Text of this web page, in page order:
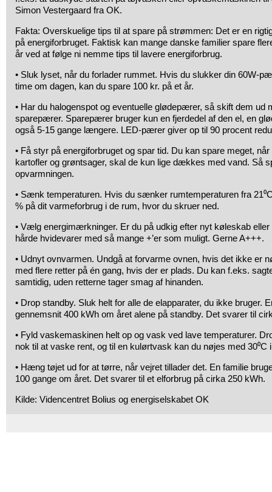
Simon Vestergaard fra OK.
Fakta: Overskuelige tips til at spare på strømmen: Det er en
på energiforbruget. Faktisk kan mange danske familier spare
år ved at følge ni nemme tips til lavere energiforbrug.
• Sluk lyset, når du forlader rummet. Hvis du slukker din 60W-
time om dagen, kan du spare 100 kr. på et år.
• Har du halogenspot og eventuelle glødepærer, så skift dem ud
sparepærer. Sparepærer bruger kun en fjerdedel af den el, en
også 5-15 gange længere. LED-pærer giver op til 90 procent
• Få styr på energiforbruget og spar tid. Du kan spare meget,
kartofler og grøntsager, skal de kun lige dækkes med vand. Så
opvarmningen.
• Sænk temperaturen. Hvis du sænker rumtemperaturen fra
% på dit varmeforbrug i de rum, hvor du skruer ned.
• Vælg energimærkninger. Er du på udkig efter nyt køleskab
hårde hvidevarer med så mange +’er som muligt. Gerne A+++.
• Udnyt ovnvarmen. Undgå at forvarme ovnen, hvis det ikke er
med flere retter på én gang, hvis der er plads. Du kan f.eks.
samtidig, uden retterne tager smag af hinanden.
• Drop standby. Sluk helt for alle de elapparater, du ikke bruger.
gennemsnit 400 kWh om året alene på standby. Det svarer til
• Fyld vaskemaskinen helt op og vask ved lave temperaturer.
nok til at vaske rent, og til en kulørtvask kan du nøjes med 30⁰C
• Hæng tøjet ud for at tørre, når vejret tillader det. En familie
100 gange om året. Det svarer til et elforbrug på cirka 250 kWh.
Kilde: Videncentret Bolius og energiselskabet OK